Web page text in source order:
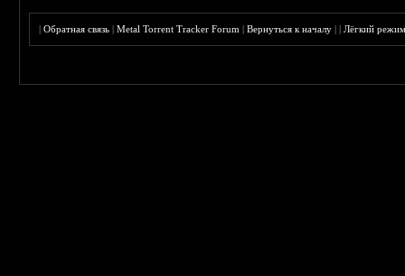
|Обратная связь |Metal Torrent Tracker Forum |Вернуться к началу ||Лёгкий